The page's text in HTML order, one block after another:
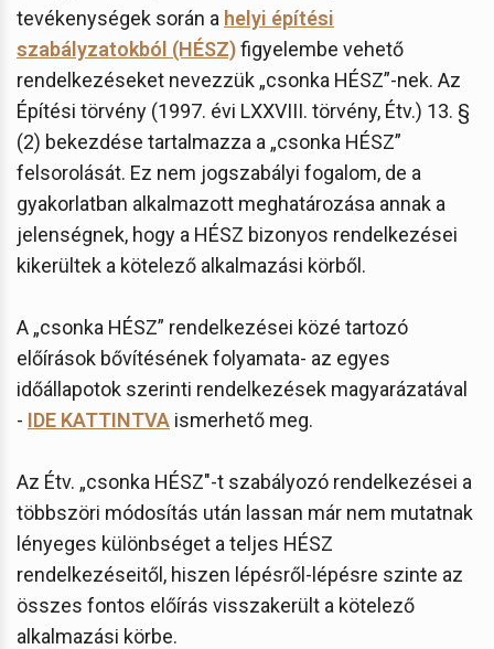
tevékenységek során a helyi építési
szabályzatokból (HÉSZ)figyelembe vehető
rendelkezéseket nevezzük „csonka HÉSZ”-nek. Az
Építési törvény (1997. évi LXXVIII. törvény, Étv.) 13. §
(2) bekezdése tartalmazza a „csonka HÉSZ”
felsorolását. Ez nem jogszabályi fogalom, de a
gyakorlatban alkalmazott meghatározása annak a
jelenségnek, hogy a HÉSZ bizonyos rendelkezései
kikerültek a kötelező alkalmazási körből.
A „csonka HÉSZ” rendelkezései közé tartozó
előírások bővítésének folyamata- az egyes
időállapotok szerinti rendelkezések magyarázatával
- IDE KATTINTVA ismerhető meg.
Az Étv. „csonka HÉSZ"-t szabályozó rendelkezései a
többszöri módosítás után lassan már nem mutatnak
lényeges különbséget a teljes HÉSZ
rendelkezéseitől, hiszen lépésről-lépésre szinte az
összes fontos előírás visszakerült a kötelező
alkalmazási körbe.